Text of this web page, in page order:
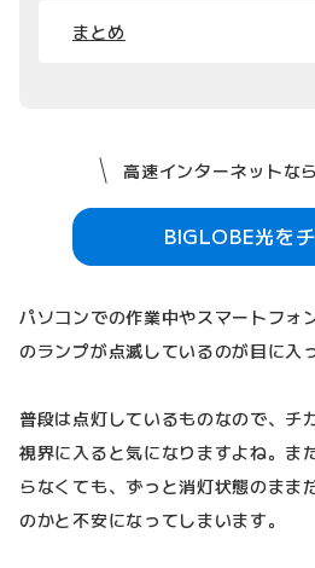
まとめ
高速インターネットな
BIGLOBE光を
パソコンでの作業中やスマートフォ
のランプが点滅しているのが目に入
普段は点灯しているものなので、チ
視界に入ると気になりますよね。ま
らなくても、ずっと消灯状態のまま
のかと不安になってしまいます。